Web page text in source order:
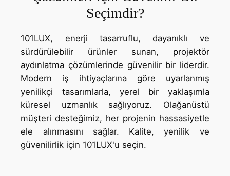
Seçimdir?
101LUX, enerji tasarruflu, dayanıklı ve
sürdürülebilir ürünler sunan, projektör
aydınlatma çözümlerinde güvenilir bir liderdir.
Modern iş ihtiyaçlarına göre uyarlanmış
yenilikçi tasarımlarla, yerel bir yaklaşımla
küresel uzmanlık sağlıyoruz. Olağanüstü
müşteri desteğimiz, her projenin hassasiyetle
ele alınmasını sağlar. Kalite, yenilik ve
güvenilirlik için 101LUX'u seçin.